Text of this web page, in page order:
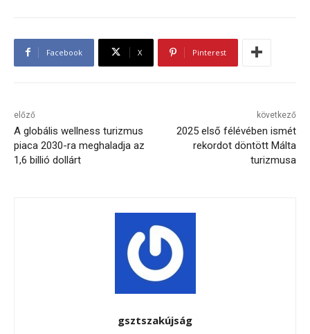
Facebook X Pinterest
előző
A globális wellness turizmus
piaca 2030-ra meghaladja az
1,6 billió dollárt
következő
2025 első félévében ismét
rekordot döntött Málta
turizmusa
gsztszakújság